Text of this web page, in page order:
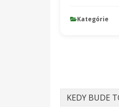
Kategórie
KEDY BUDE